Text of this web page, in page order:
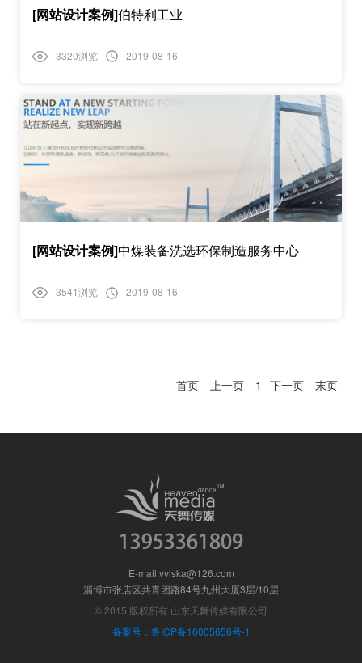
[网站设计案例]伯特利工业
3320浏览 2019-08-16
[网站设计案例]中煤装备洗选环保制造服务中心
3541浏览 2019-08-16
首页 上一页 1 下一页 末页
E-mail:vviska@126.com
淄博市张店区共青团路84号九州大厦3层/10层
© 2015 版权所有 山东天舞传媒有限公司
备案号：鲁ICP备16005656号-1